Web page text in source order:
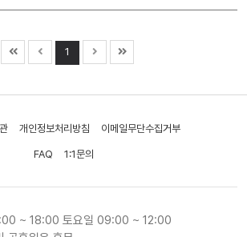
1
개인정보처리방침 이메일무단수집거부
FAQ 1:1문의
~ 18:00 토요일 09:00 ~ 12:00